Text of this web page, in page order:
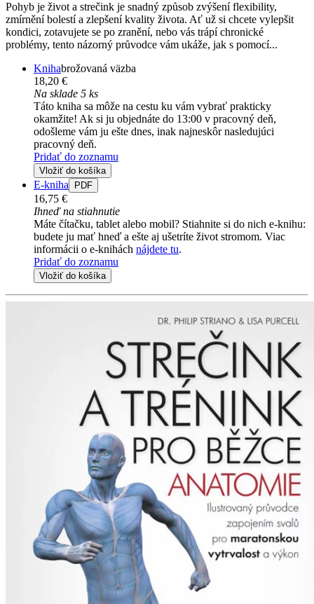
Pohyb je život a strečink je snadný způsob zvýšení flexibility,
zmírnění bolestí a zlepšení kvality života. Ať už si chcete vylepšit
kondici, zotavujete se po zranění, nebo vás trápí chronické
problémy, tento názorný průvodce vám ukáže, jak s pomocí...
Knihabrožovaná väzba
18,20 €
Na sklade 5 ks
Táto kniha sa môže na cestu ku vám vybrať prakticky
okamžite! Ak si ju objednáte do 13:00 v pracovný deň,
odošleme vám ju ešte dnes, inak najneskôr nasledujúci
pracovný deň.
Pridať do zoznamu
Vložiť do košíka
E-kniha PDF
16,75 €
Ihneď na stiahnutie
Máte čítačku, tablet alebo mobil? Stiahnite si do nich e-knihu:
budete ju mať hneď a ešte aj ušetríte život stromom. Viac
informácii o e-knihách nájdete tu.
Pridať do zoznamu
Vložiť do košíka